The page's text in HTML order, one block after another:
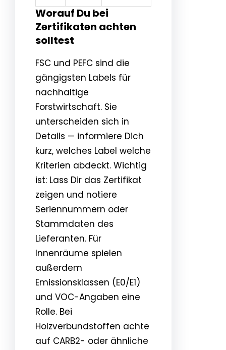
Worauf Du bei
Zertifikaten achten
solltest
FSC und PEFC sind die
gängigsten Labels für
nachhaltige
Forstwirtschaft. Sie
unterscheiden sich in
Details — informiere Dich
kurz, welches Label welche
Kriterien abdeckt. Wichtig
ist: Lass Dir das Zertifikat
zeigen und notiere
Seriennummern oder
Stammdaten des
Lieferanten. Für
Innenräume spielen
außerdem
Emissionsklassen (E0/E1)
und VOC-Angaben eine
Rolle. Bei
Holzverbundstoffen achte
auf CARB2- oder ähnliche